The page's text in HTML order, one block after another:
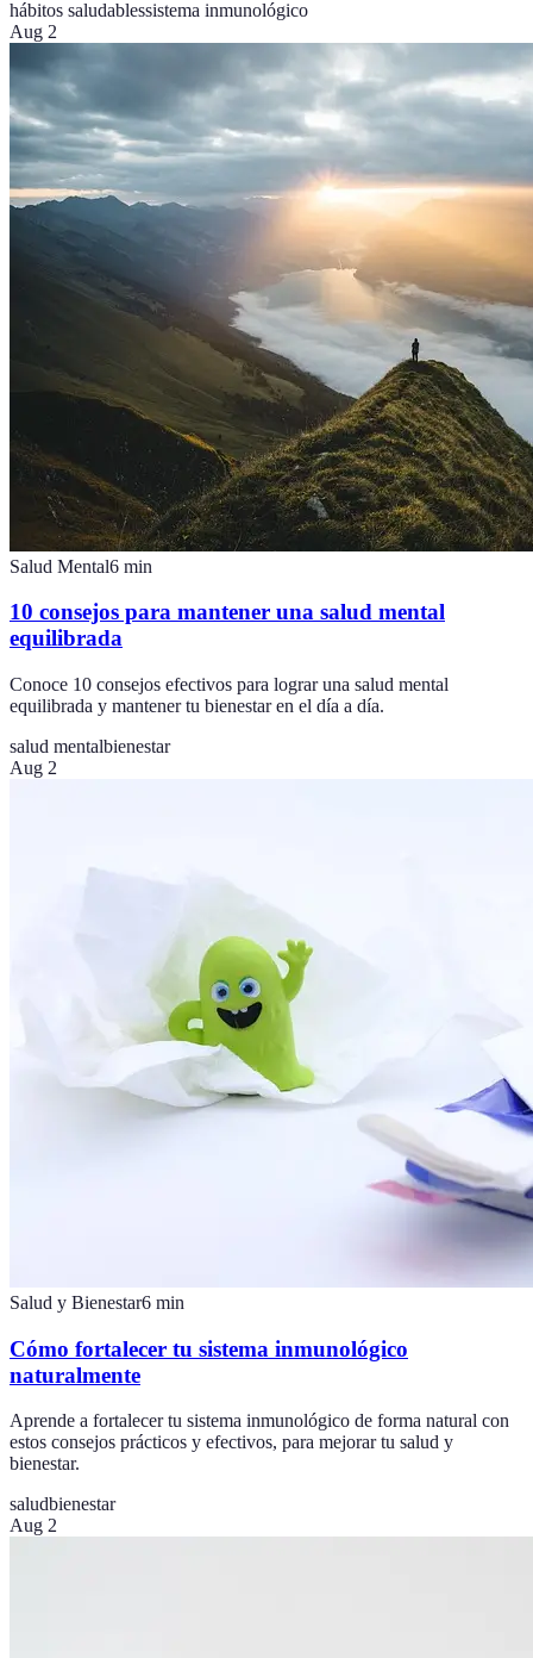
hábitos saludablessistema inmunológico
Aug 2
Salud Mental6 min
10 consejos para mantener una salud mental
equilibrada
Conoce 10 consejos efectivos para lograr una salud mental
equilibrada y mantener tu bienestar en el día a día.
salud mentalbienestar
Aug 2
Salud y Bienestar6 min
Cómo fortalecer tu sistema inmunológico
naturalmente
Aprende a fortalecer tu sistema inmunológico de forma natural con
estos consejos prácticos y efectivos, para mejorar tu salud y
bienestar.
saludbienestar
Aug 2